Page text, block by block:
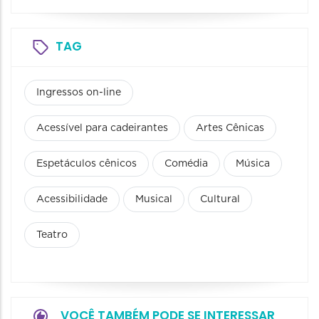
TAG
Ingressos on-line
Acessível para cadeirantes Artes Cênicas
Espetáculos cênicos Comédia Música
Acessibilidade Musical Cultural
Teatro
VOCÊ TAMBÉM PODE SE INTERESSAR